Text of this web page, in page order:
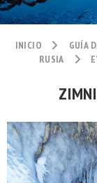
INICIO GUÍA
RUSIA